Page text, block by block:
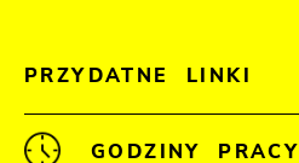
PRZYDATNE LINKI
GODZINY PRACY